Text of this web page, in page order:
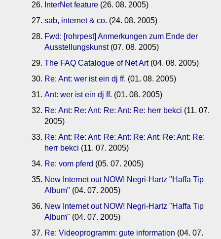
InterNet feature (26. 08. 2005)
sab, internet & co. (24. 08. 2005)
Fwd: [rohrpest] Anmerkungen zum Ende der
Ausstellungskunst(07. 08. 2005)
The FAQ Catalogue of Net Art(04. 08. 2005)
Re: Ant: wer ist ein dj ff. (01. 08. 2005)
Ant: wer ist ein dj ff. (01. 08. 2005)
Re: Ant: Re: Ant: Re: Ant: Re: herr bekci (11. 07.
2005)
Re: Ant: Re: Ant: Re: Ant: Re: Ant: Re: Ant: Re:
herr bekci (11. 07. 2005)
Re: vom pferd (05. 07. 2005)
New Internet out NOW! Negri-Hartz "Haffa Tip
Album" (04. 07. 2005)
New Internet out NOW! Negri-Hartz "Haffa Tip
Album" (04. 07. 2005)
Re: Videoprogramm: gute information (04. 07.